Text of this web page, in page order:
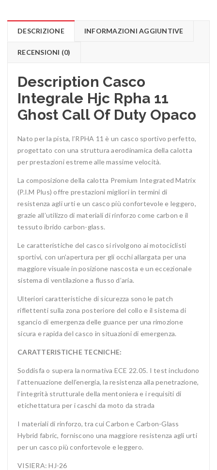
DESCRIZIONE INFORMAZIONI AGGIUNTIVE
RECENSIONI (0)
Description Casco
Integrale Hjc Rpha 11
Ghost Call Of Duty Opaco
Nato per la pista, l’RPHA 11 è un casco sportivo perfetto,
progettato con una struttura aerodinamica della calotta
per prestazioni estreme alle massime velocità.
La composizione della calotta Premium Integrated Matrix
(P.I.M Plus) offre prestazioni migliori in termini di
resistenza agli urti e un casco più confortevole e leggero,
grazie all’utilizzo di materiali di rinforzo come carbon e il
tessuto ibrido carbon-glass.
Le caratteristiche del casco si rivolgono ai motociclisti
sportivi, con un’apertura per gli occhi allargata per una
maggiore visuale in posizione nascosta e un eccezionale
sistema di ventilazione a flusso d’aria.
Ulteriori caratteristiche di sicurezza sono le patch
riflettenti sulla zona posteriore del collo e il sistema di
sgancio di emergenza delle guance per una rimozione
sicura e rapida del casco in situazioni di emergenza.
CARATTERISTICHE TECNICHE:
Soddisfa o supera la normativa ECE 22.05. I test includono
l’attenuazione dell’energia, la resistenza alla penetrazione,
l’integrità strutturale della mentoniera e i requisiti di
etichettatura per i caschi da moto da strada
I materiali di rinforzo, tra cui Carbon e Carbon-Glass
Hybrid fabric, forniscono una maggiore resistenza agli urti
per un casco più confortevole e leggero.
VISIERA: HJ-26